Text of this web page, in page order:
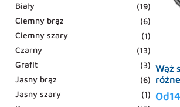
Biały
(19)
Ciemny brąz
(6)
Ciemny szary
(1)
Czarny
(13)
Grafit
(3)
Jasny brąz
(6)
Jasny szary
(1)
Wąż
Od